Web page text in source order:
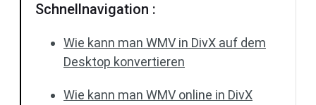
Schnellnavigation :
Wie kann man WMV in DivX auf dem
Desktop konvertieren
Wie kann man WMV online in DivX